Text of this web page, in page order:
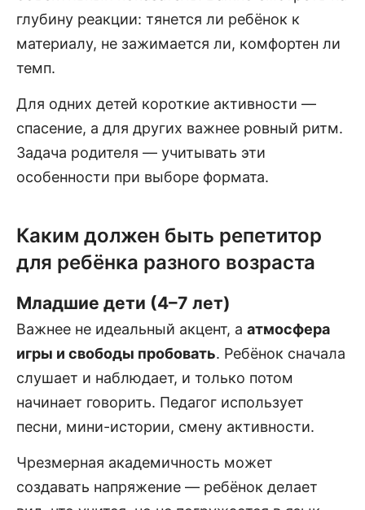
глубину реакции: тянется ли ребёнок к
материалу, не зажимается ли, комфортен ли
темп.
Для одних детей короткие активности —
спасение, а для других важнее ровный ритм.
Задача родителя — учитывать эти
особенности при выборе формата.
Каким должен быть репетитор
для ребёнка разного возраста
Младшие дети (4–7 лет)
Важнее не идеальный акцент, а атмосфера
игры и свободы пробовать. Ребёнок сначала
слушает и наблюдает, и только потом
начинает говорить. Педагог использует
песни, мини-истории, смену активности.
Чрезмерная академичность может
создавать напряжение — ребёнок делает